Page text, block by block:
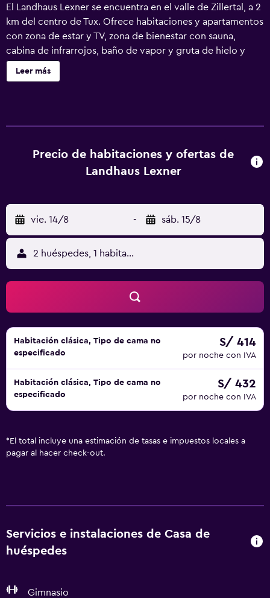
El Landhaus Lexner se encuentra en el valle de Zillertal, a 2
km del centro de Tux. Ofrece habitaciones y apartamentos
con zona de estar y TV, zona de bienestar con sauna,
cabina de infrarrojos, baño de vapor y gruta de hielo y
jardín con solárium. El Lexner Landhaus cuenta con parque
infantil, aparcamiento privado gratuito y guardaesquíes
establecimiento cuenta con guardaesquíes. La zona de
esquí de Hintertuxer Gletscher está abierta todo el año y
y a 15 minutos en coche de la de Finkenberg.
Leer más
Precio de habitaciones y ofertas de
Landhaus Lexner
vie. 14/8 - sáb. 15/8
2 huéspedes, 1 habitación
Habitación clásica, Tipo de cama no
especificado
S/ 414
por noche con IVA
Habitación clásica, Tipo de cama no
especificado
S/ 432
por noche con IVA
* El total incluye una estimación de tasas e impuestos locales a
pagar al hacer check-out.
Servicios e instalaciones de Casa de
huéspedes
Gimnasio